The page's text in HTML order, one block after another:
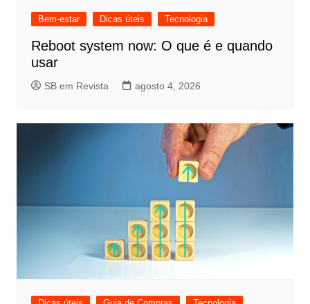
Bem-estar Dicas úteis Tecnologia
Reboot system now: O que é e quando
usar
SB em Revista agosto 4, 2026